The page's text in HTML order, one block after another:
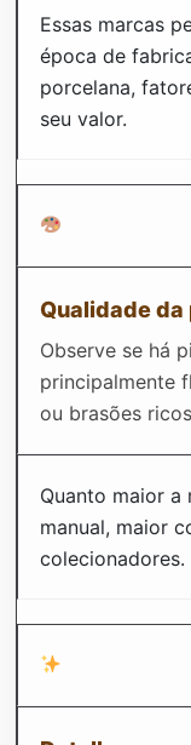
Essas marcas
época de
porcelana,
seu valor.
Qualidade da
Observe se há
principalmente
ou brasões
Quanto maior
manual, maior
colecionadores.